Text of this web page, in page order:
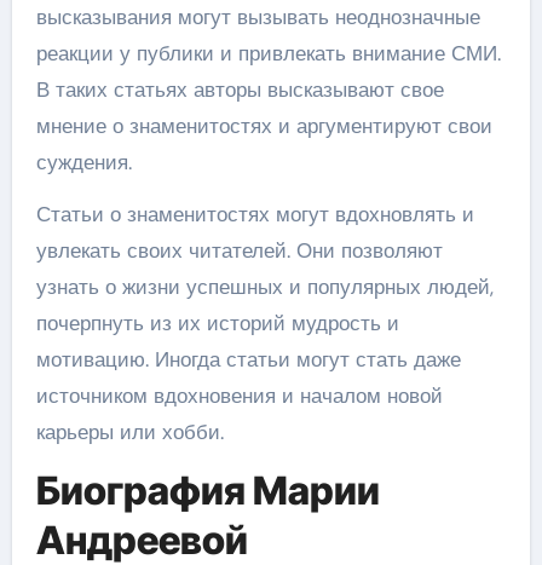
высказывания могут вызывать неоднозначные
реакции у публики и привлекать внимание СМИ.
В таких статьях авторы высказывают свое
мнение о знаменитостях и аргументируют свои
суждения.
Статьи о знаменитостях могут вдохновлять и
увлекать своих читателей. Они позволяют
узнать о жизни успешных и популярных людей,
почерпнуть из их историй мудрость и
мотивацию. Иногда статьи могут стать даже
источником вдохновения и началом новой
карьеры или хобби.
Биография Марии
Андреевой